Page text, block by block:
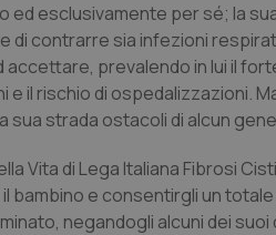
ed esclusivamente per sé; la
di contrarre sia infezioni
prevalendo in lui il
il rischio di ospedalizzazioni.
strada ostacoli di alcun
Vita di Lega Italiana Fibrosi
e consentirgli un
negandogli alcuni dei suoi